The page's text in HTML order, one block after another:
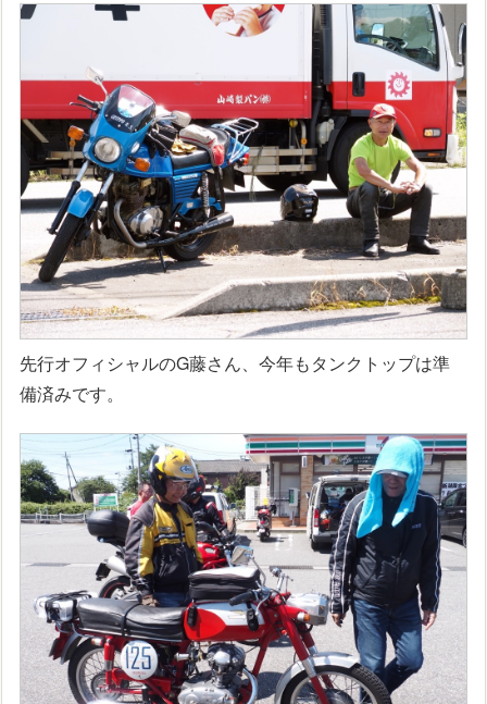
先行オフィシャルのG藤さん、今年もタンクトップは準
備済みです。